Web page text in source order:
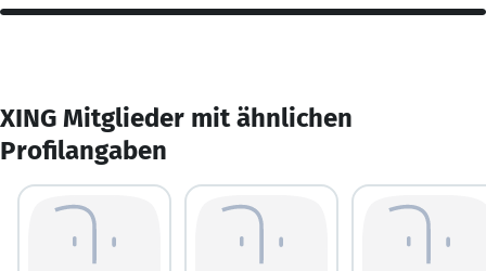
XING Mitglieder mit ähnlichen
Profilangaben